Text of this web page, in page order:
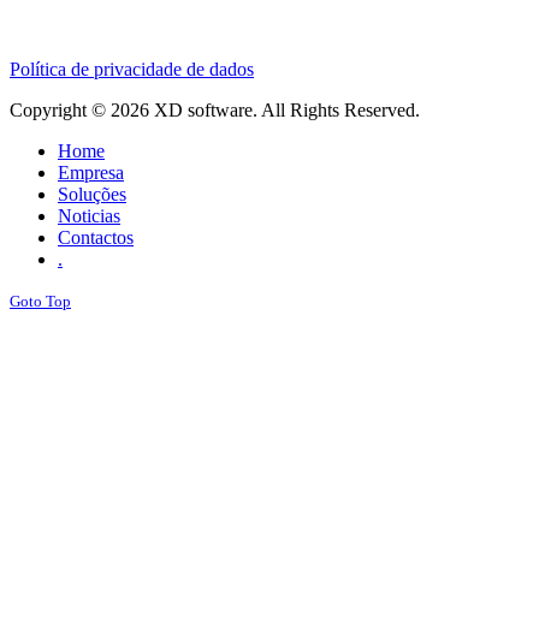
Política de privacidade de dados
Copyright © 2026 XD software. All Rights Reserved.
Home
Empresa
Soluções
Noticias
Contactos
.
Goto Top